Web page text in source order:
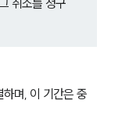
며, 이 기간은 중